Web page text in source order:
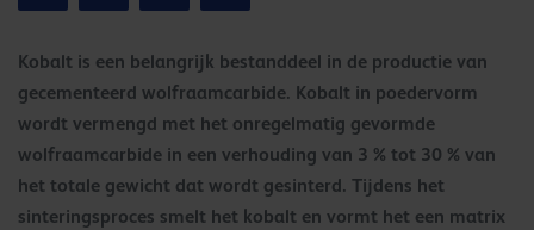
Kobalt is een belangrijk bestanddeel in de productie van
gecementeerd wolfraamcarbide. Kobalt in poedervorm
wordt vermengd met het onregelmatig gevormde
wolfraamcarbide in een verhouding van 3 % tot 30 % van
het totale gewicht dat wordt gesinterd. Tijdens het
sinteringsproces smelt het kobalt en vormt het een matrix